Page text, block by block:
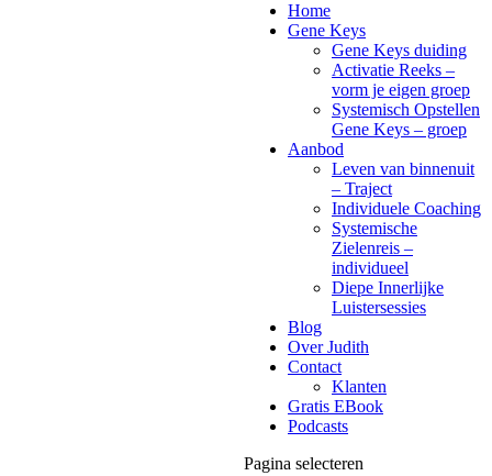
Home
Gene Keys
Gene Keys duiding
Activatie Reeks –
vorm je eigen groep
Systemisch Opstellen
Gene Keys – groep
Aanbod
Leven van binnenuit
– Traject
Individuele Coaching
Systemische
Zielenreis –
individueel
Diepe Innerlijke
Luistersessies
Blog
Over Judith
Contact
Klanten
Gratis EBook
Podcasts
Pagina selecteren